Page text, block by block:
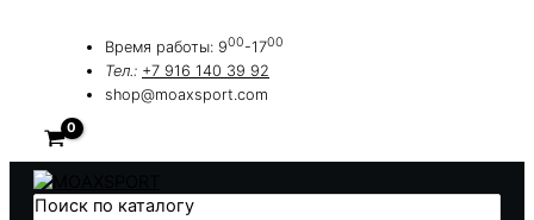
содержимому
Время работы: 900-1700
Тел.: +7 916 140 39 92
shop@moaxsport.com
Поиск по каталогу